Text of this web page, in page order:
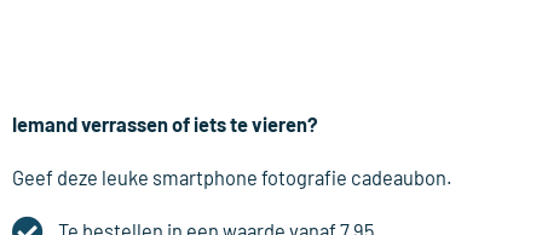
Iemand verrassen of iets te vieren?
Geef deze leuke smartphone fotografie cadeaubon.